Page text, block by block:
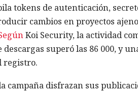
tokens de autenticación,
cambios en proyectos
Koi Security, la actividad
superó las 86 000, y
registro.
campaña disfrazan sus